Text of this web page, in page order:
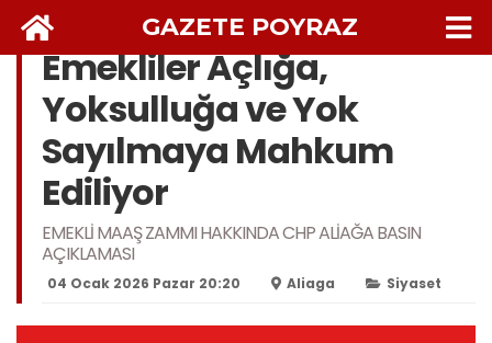
GAZETE POYRAZ
Emekliler Açlığa,
Yoksulluğa ve Yok
Sayılmaya Mahkum
Ediliyor
EMEKLİ MAAŞ ZAMMI HAKKINDA CHP ALİAĞA BASIN
AÇIKLAMASI
04 Ocak 2026 Pazar 20:20 Aliaga Siyaset